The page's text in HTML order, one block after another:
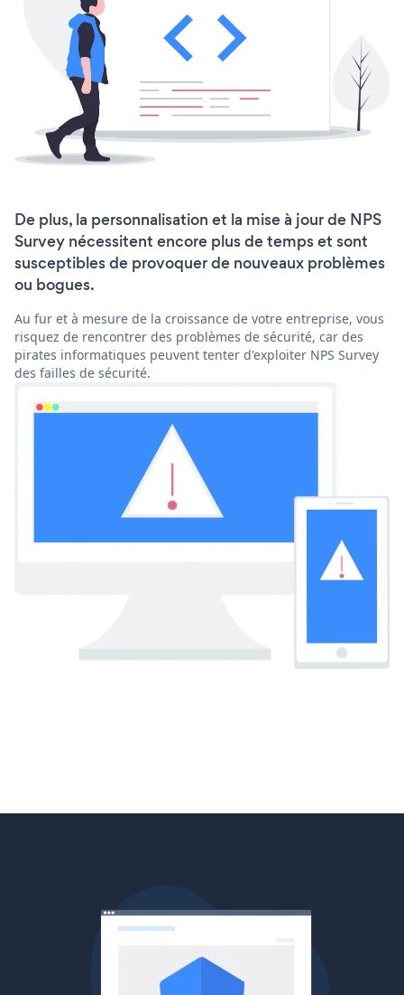
De plus, la personnalisation et la mise à jour de NPS
Survey nécessitent encore plus de temps et sont
susceptibles de provoquer de nouveaux problèmes
ou bogues.
Au fur et à mesure de la croissance de votre entreprise, vous
risquez de rencontrer des problèmes de sécurité, car des
pirates informatiques peuvent tenter d'exploiter NPS Survey
des failles de sécurité.